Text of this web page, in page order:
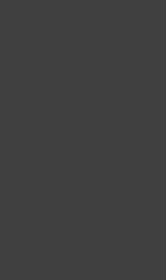
prononcé pour
un
réelle et sérieuse, le